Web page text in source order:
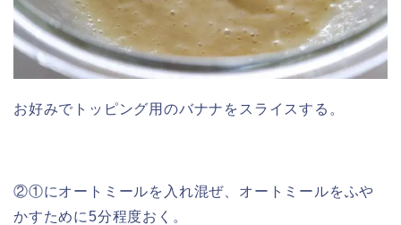
お好みでトッピング用のバナナをスライスする。
②①にオートミールを入れ混ぜ、オートミールをふや
かすために5分程度おく。